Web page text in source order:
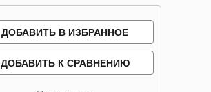
ДОБАВИТЬ В ИЗБРАННОЕ
ДОБАВИТЬ К СРАВНЕНИЮ